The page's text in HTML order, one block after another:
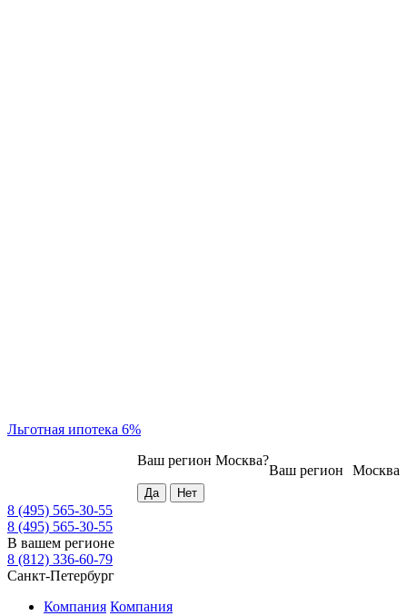
Льготная ипотека 6%
Москва
Ваш регион
Ваш регион Москва?
8 (495) 565-30-55
8 (495) 565-30-55
В вашем регионе
8 (812) 336-60-79
Санкт-Петербург
Компания Компания